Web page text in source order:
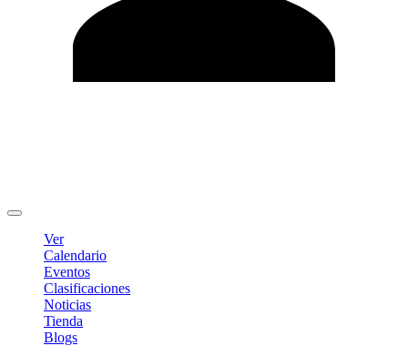
Ver
Calendario
Eventos
Clasificaciones
Noticias
Tienda
Blogs